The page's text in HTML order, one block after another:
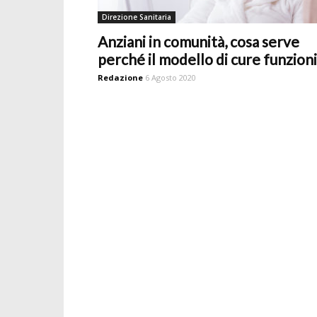
Direzione Sanitaria
Anziani in comunità, cosa serve
perché il modello di cure
Redazione 6 Agosto 2020